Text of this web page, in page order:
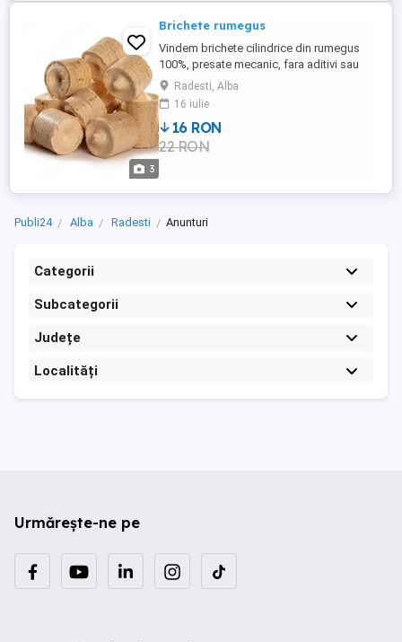
3
Brichete rumegus
Vindem brichete cilindrice din rumegus
100%, presate mecanic, fara aditivi sau
adeziv. Ambalate in saci de cate 20 kg si
paletizate. Pretul este de 800 lei tona (0,80
lei kg). Sacul de 20 kg - 16 lei.
Radesti, Alba
16 iulie
16 RON
22 RON
Publi24 Alba Radesti Anunturi
Categorii
Subcategorii
Județe
Localități
Urmărește-ne pe